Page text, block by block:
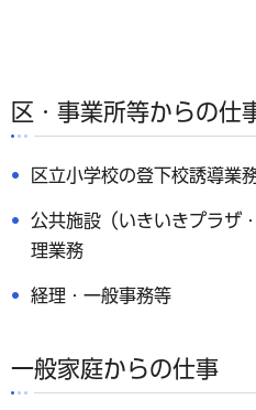
区・事業所等からの仕
区立小学校の登下校誘導業
公共施設（いきいきプラザ
理業務
経理・一般事務等
一般家庭からの仕事